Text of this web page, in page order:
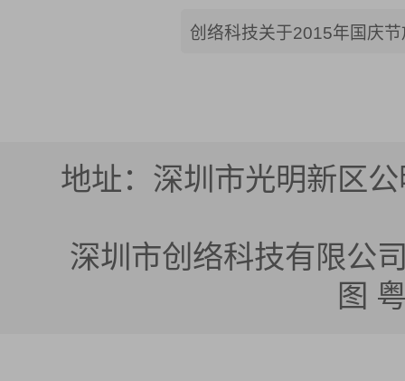
创络科技关于2015年国庆
地址：深圳市光明新区
深圳市创络科技有限公
图